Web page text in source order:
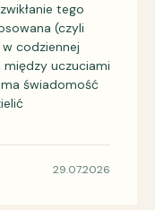
tego
(czyli
codziennej
między uczuciami
świadomość
29.07.2026